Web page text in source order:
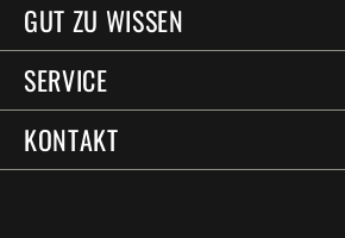
GUT ZU WISSEN
SERVICE
KONTAKT